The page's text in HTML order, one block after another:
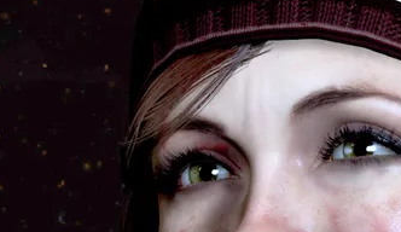
en el bosque donde ocurren